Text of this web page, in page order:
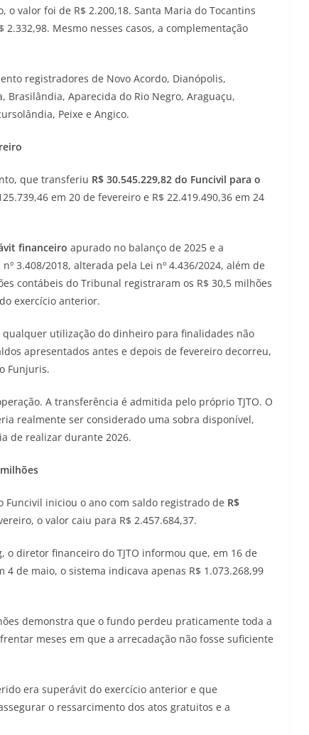
o valor foi de R$ 2.200,18. Santa Maria do Tocantins
Mesmo nesses casos, a complementação
registradores de Novo Acordo, Dianópolis,
Brasilândia, Aparecida do Rio Negro, Araguaçu,
Peixe e Angico.
que transferiu R$ 30.545.229,82 do Funcivil para o
em 20 de fevereiro e R$ 22.419.490,36 em 24
financeiro apurado no balanço de 2025 e a
3.408/2018, alterada pela Lei nº 4.436/2024, além de
contábeis do Tribunal registraram os R$ 30,5 milhões
exercício anterior.
utilização do dinheiro para finalidades não
apresentados antes e depois de fevereiro decorreu,
Funjuris.
A transferência é admitida pelo próprio TJTO. O
realmente ser considerado uma sobra disponível,
de realizar durante 2026.
Funcivil iniciou o ano com saldo registrado de R$
o valor caiu para R$ 2.457.684,37.
diretor financeiro do TJTO informou que, em 16 de
4 de maio, o sistema indicava apenas R$ 1.073.268,99
demonstra que o fundo perdeu praticamente toda a
meses em que a arrecadação não fosse suficiente
era superávit do exercício anterior e que
o ressarcimento dos atos gratuitos e a